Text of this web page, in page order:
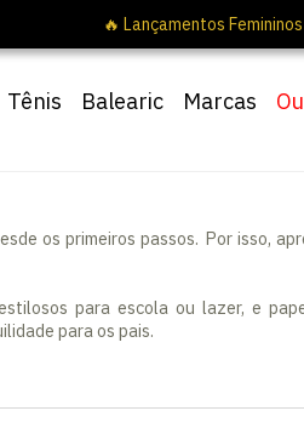
Tênis Balearic Marcas
os primeiros passos. Por isso,
para escola ou lazer, e
para os pais.